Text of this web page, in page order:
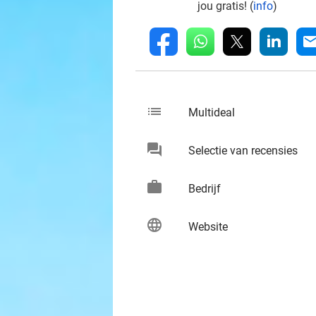
jou gratis! (info)
fb whatsapp linkedin
list Multideal
chat Selectie van recensies
work Bedrijf
language Website